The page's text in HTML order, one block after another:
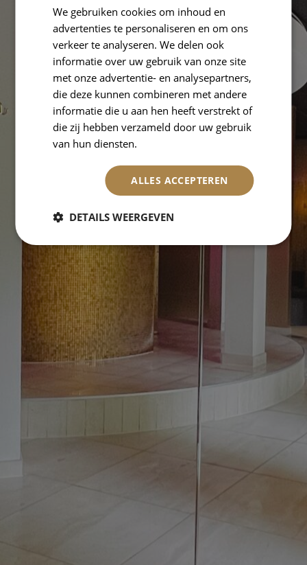
We gebruiken cookies om inhoud en
advertenties te personaliseren en om ons
verkeer te analyseren. We delen ook
informatie over uw gebruik van onze site
met onze advertentie- en analysepartners,
die deze kunnen combineren met andere
informatie die u aan hen heeft verstrekt of
die zij hebben verzameld door uw gebruik
van hun diensten.
ALLES ACCEPTEREN
DETAILS WEERGEVEN